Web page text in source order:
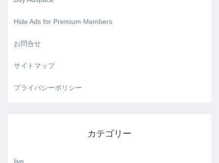
Hide Ads for Premium Members
お問合せ
サイトマップ
プライバシーポリシー
カテゴリー
live